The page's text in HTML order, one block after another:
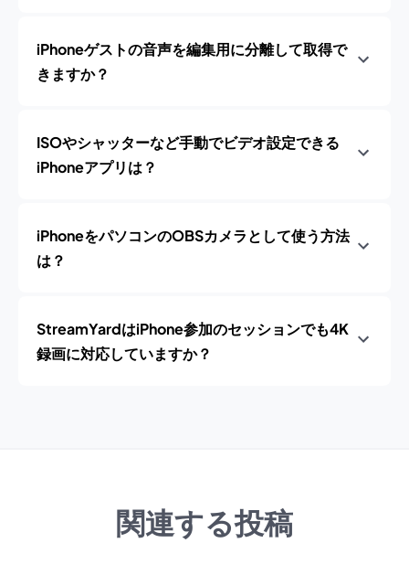
iPhoneゲストの音声を編集用に分離して取得で
きますか？
ISOやシャッターなど手動でビデオ設定できる
iPhoneアプリは？
iPhoneをパソコンのOBSカメラとして使う方法
は？
StreamYardはiPhone参加のセッションでも4K
録画に対応していますか？
関連する投稿